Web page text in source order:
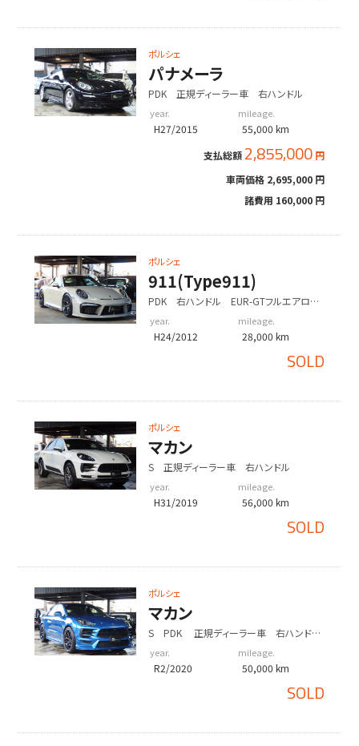
ポルシェ
パナメーラ
PDK 正規ディーラー車 右ハンドル
year.
H27/2015
mileage.
55,000 km
支払総額 2,855,000 円
車両価格 2,695,000 円
諸費用 160,000 円
ポルシェ
911(Type911)
PDK 右ハンドル EUR-GTフルエアロ
ール KW車高調
year.
H24/2012
mileage.
28,000 km
SOLD
ポルシェ
マカン
S 正規ディーラー車 右ハンドル
year.
H31/2019
mileage.
56,000 km
SOLD
ポルシェ
マカン
S PDK 正規ディーラー車 右ハンド
ルミホイール ESダウンサス
year.
R2/2020
mileage.
50,000 km
SOLD